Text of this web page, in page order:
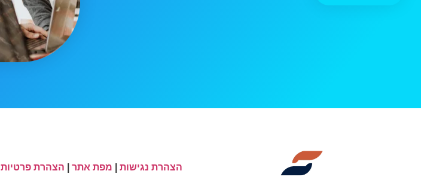
הצהרת נגישות מפת אתר הצהרת פרטיות